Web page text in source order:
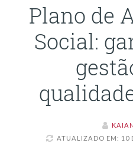
Plano de
Social:
ATUALIZADO EM: 10